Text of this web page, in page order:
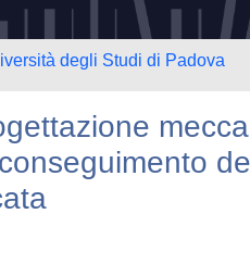
degli Studi di Padova